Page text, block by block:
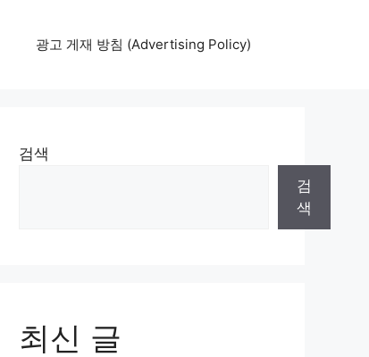
광고 게재 방침 (Advertising Policy)
검색
검
색
최신 글